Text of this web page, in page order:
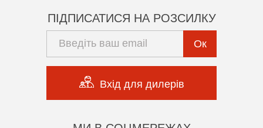
ПІДПИСАТИСЯ НА РОЗСИЛКУ
Ок
Вхід для дилерів